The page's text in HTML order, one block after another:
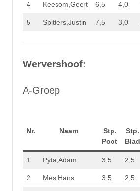
4 Keesom,Geert 6,5 4,0
5 Spitters,Justin 7,5 3,0
Wervershoof:
A-Groep
Nr. Naam
Stp.
Poot
Stp.
Blad
1 Pyta,Adam 3,5 2,5
2 Mes,Hans 3,5 2,5